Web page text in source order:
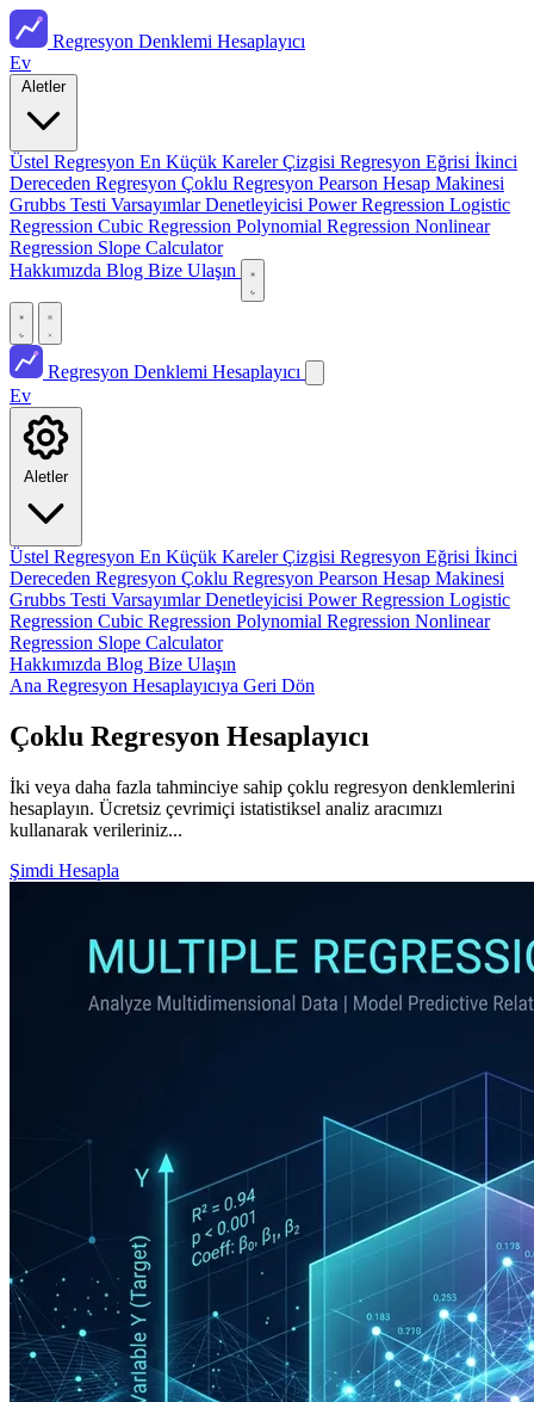
Regresyon Denklemi Hesaplayıcı
Ev
Aletler
Üstel Regresyon En Küçük Kareler Çizgisi Regresyon Eğrisi İkinci
Dereceden Regresyon Çoklu Regresyon Pearson Hesap Makinesi
Grubbs Testi Varsayımlar Denetleyicisi Power Regression Logistic
Regression Cubic Regression Polynomial Regression Nonlinear
Regression Slope Calculator
Hakkımızda Blog Bize Ulaşın
Regresyon Denklemi Hesaplayıcı
Ev
Aletler
Üstel Regresyon En Küçük Kareler Çizgisi Regresyon Eğrisi İkinci
Dereceden Regresyon Çoklu Regresyon Pearson Hesap Makinesi
Grubbs Testi Varsayımlar Denetleyicisi Power Regression Logistic
Regression Cubic Regression Polynomial Regression Nonlinear
Regression Slope Calculator
Hakkımızda Blog Bize Ulaşın
Ana Regresyon Hesaplayıcıya Geri Dön
Çoklu Regresyon Hesaplayıcı
İki veya daha fazla tahminciye sahip çoklu regresyon denklemlerini
hesaplayın. Ücretsiz çevrimiçi istatistiksel analiz aracımızı
kullanarak verileriniz...
Şimdi Hesapla